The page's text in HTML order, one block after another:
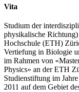
Vita
Studium der
physikalische
Hochschule (ETH)
Vertiefung in Biologie
im Rahmen von
Physics» an der ETH
Studienstiftung im
2011 auf dem Gebiet